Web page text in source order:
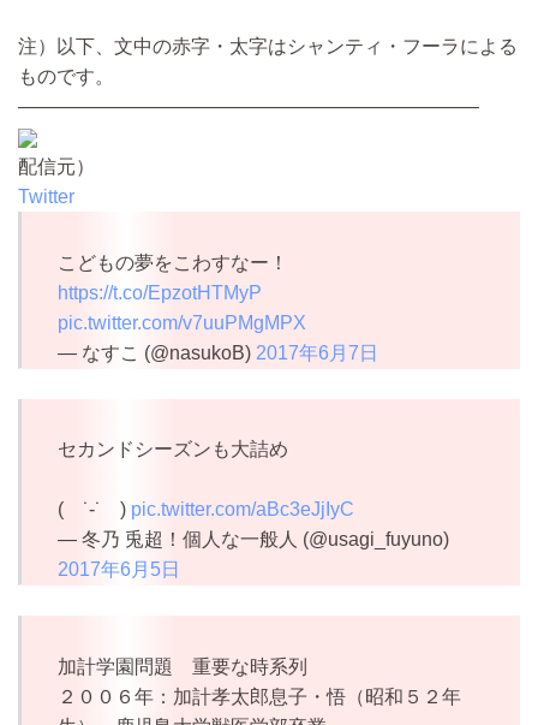
注）以下、文中の赤字・太字はシャンティ・フーラによる
ものです。
————————————————————————
配信元）
Twitter
こどもの夢をこわすなー！
https://t.co/EpzotHTMyP
pic.twitter.com/v7uuPMgMPX
— なすこ (@nasukoB) 2017年6月7日
セカンドシーズンも大詰め
( ˙-˙ ) pic.twitter.com/aBc3eJjIyC
— 冬乃 兎超！個人な一般人 (@usagi_fuyuno)
2017年6月5日
加計学園問題 重要な時系列
２００６年：加計孝太郎息子・悟（昭和５２年